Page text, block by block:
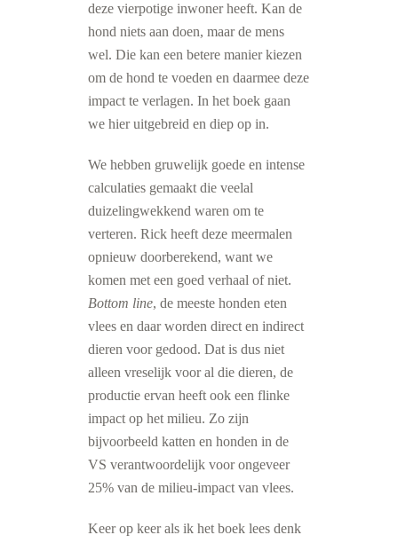
deze vierpotige inwoner heeft. Kan de
hond niets aan doen, maar de mens
wel. Die kan een betere manier kiezen
om de hond te voeden en daarmee deze
impact te verlagen. In het boek gaan
we hier uitgebreid en diep op in.
We hebben gruwelijk goede en intense
calculaties gemaakt die veelal
duizelingwekkend waren om te
verteren. Rick heeft deze meermalen
opnieuw doorberekend, want we
komen met een goed verhaal of niet.
Bottom line, de meeste honden eten
vlees en daar worden direct en indirect
dieren voor gedood. Dat is dus niet
alleen vreselijk voor al die dieren, de
productie ervan heeft ook een flinke
impact op het milieu. Zo zijn
bijvoorbeeld katten en honden in de
VS verantwoordelijk voor ongeveer
25% van de milieu-impact van vlees.
Keer op keer als ik het boek lees denk